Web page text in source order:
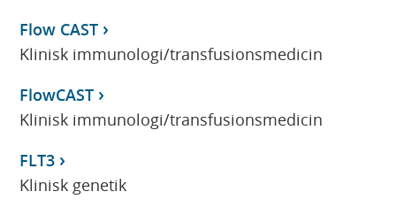
Flow CAST
Klinisk immunologi/transfusionsmedicin
FlowCAST
Klinisk immunologi/transfusionsmedicin
FLT3
Klinisk genetik